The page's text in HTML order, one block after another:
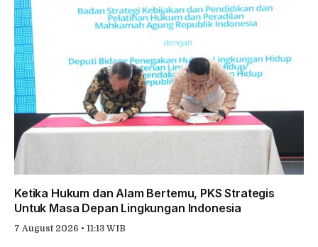
Ketika Hukum dan Alam Bertemu, PKS Strategis
Untuk Masa Depan Lingkungan Indonesia
7 August 2026 • 11:13 WIB